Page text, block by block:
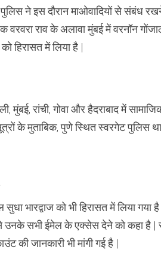
पुलिस ने इस दौरान माओवादियों से संबंध
राव के अलावा मुंबई में वरनॉन
हिरासत में लिया है |
मुंबई, रांची, गोवा और हैदराबाद में
के मुताबिक, पुणे स्थित स्वरगेट पुलिस
सुधा भारद्वाज को भी हिरासत में लिया
उनके सभी ईमेल के एक्सेस देने को कहा है |
की जानकारी भी मांगी गई है |